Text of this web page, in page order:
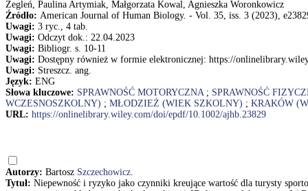
Żegleń, Paulina Artymiak, Małgorzata Kowal, Agnieszka Woronkowicz
Źródło: American Journal of Human Biology. - Vol. 35, iss. 3 (2023),
Uwagi: 3 ryc., 4 tab.
Uwagi: Odczyt dok.: 22.04.2023
Uwagi: Bibliogr. s. 10-11
Uwagi: Dostępny również w formie elektronicznej: https://
Uwagi: Streszcz. ang.
Język: ENG
Słowa kluczowe: SPRAWNOŚĆ MOTORYCZNA; SPRAWNOŚĆ
WCZESNOSZKOLNY) ; MŁODZIEŻ (WIEK SZKOLNY) ; KRAKÓW
URL: https://onlinelibrary.wiley.com/doi/epdf/10.1002/ajhb.23829
Autorzy: Bartosz Szczechowicz.
Tytuł: Niepewność i ryzyko jako czynniki kreujące wartość dla turysty